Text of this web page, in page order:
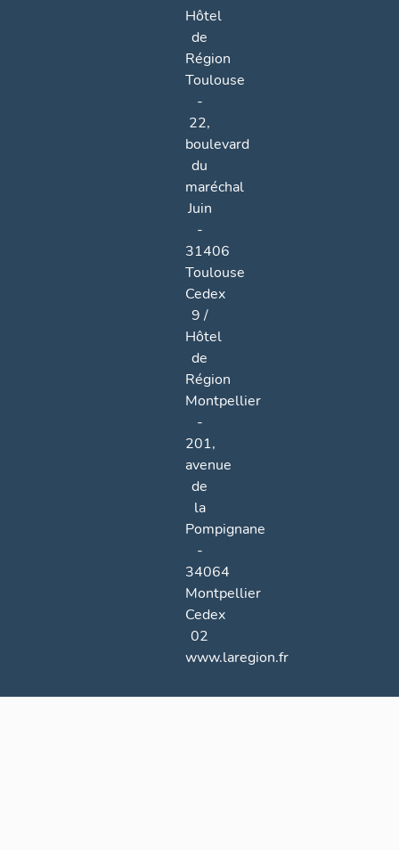
Hôtel
de
Région
Toulouse
-
22,
boulevard
du
maréchal
Juin
-
31406
Toulouse
Cedex
9 /
Hôtel
de
Région
Montpellier
-
201,
avenue
de
la
Pompignane
-
34064
Montpellier
Cedex
02
www.laregion.fr